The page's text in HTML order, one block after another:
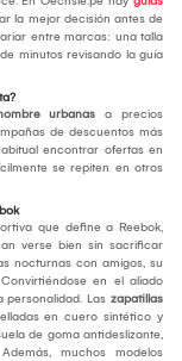
la mejor decisión antes de
entre marcas: una talla
minutos revisando la guía
urbanas a precios
de descuentos más
encontrar ofertas en
se repiten en otros
que define a Reebok,
verse bien sin sacrificar
nocturnas con amigos, su
en el aliado
Las zapatillas
en cuero sintético y
de goma antideslizante,
muchos modelos